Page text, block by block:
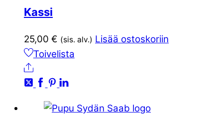
Kassi
25,00 € (sis. alv.) Lisää ostoskoriin
Toivelista
Ale